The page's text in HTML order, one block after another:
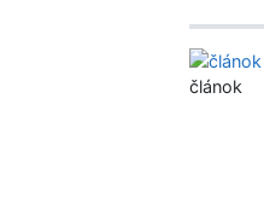
článok